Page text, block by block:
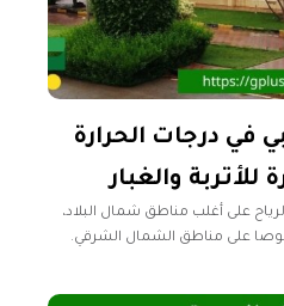
في درجات الحرارة
والغبار
على أغلب مناطق شمال البلاد،
على مناطق الشمال الشرقي.
الأربعاء، أن درجات